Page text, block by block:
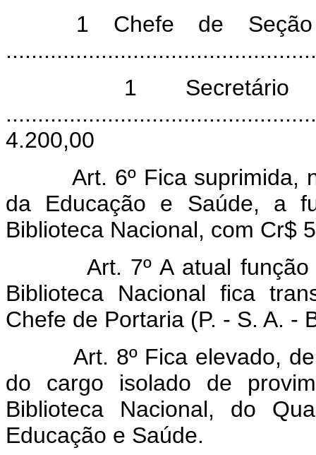
1 Chefe de
1 Secretário
4.200,00
Art. 6º Fica suprimida,
da Educação e Saúde, a
Biblioteca Nacional, com Cr$
Art. 7º A atual
Biblioteca Nacional fica
Chefe de Portaria (P. - S. A. -
Art. 8º Fica elevado,
do cargo isolado de
Biblioteca Nacional, do
Educação e Saúde.